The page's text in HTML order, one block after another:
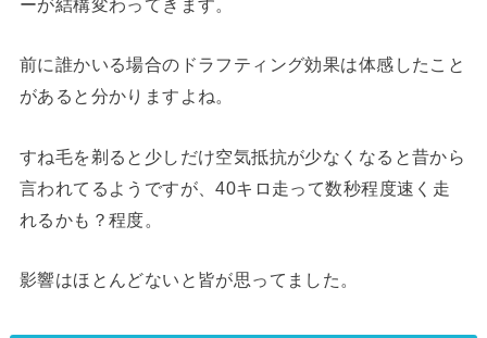
ーが結構変わってきます。
前に誰かいる場合のドラフティング効果は体感したこと
があると分かりますよね。
すね毛を剃ると少しだけ空気抵抗が少なくなると昔から
言われてるようですが、40キロ走って数秒程度速く走
れるかも？程度。
影響はほとんどないと皆が思ってました。